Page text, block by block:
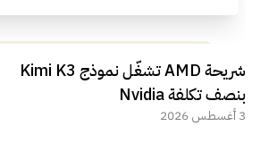
مراجعة شاملة لعملاق الألعاب
الجديد REDMAGIC 11 AIR
شريحة AMD تشغّل نموذج Kimi K3
بنصف تكلفة Nvidia
3 أغسطس 2026